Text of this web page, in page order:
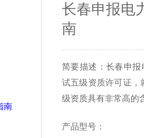
长春申报电
南
简要描述：长春申
试五级资质许可证，
级资质具有非常高的
产品型号：